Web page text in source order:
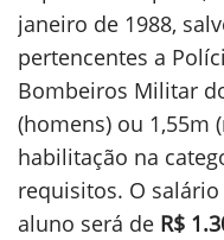
janeiro de 1988,
pertencentes a
Bombeiros Militar
(homens) ou 1,55m
habilitação na
requisitos. O
aluno será de R$